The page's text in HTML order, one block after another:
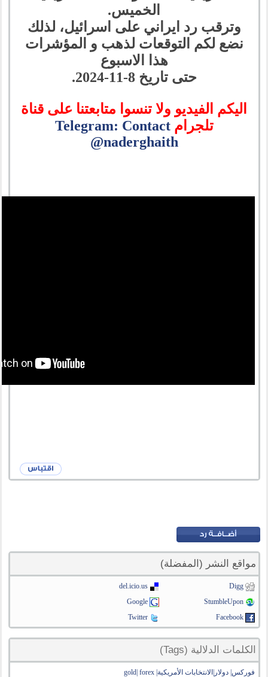
الخميس.
وترقب رد ايراني على اسرائيل، لذلك
نضع لكم التوقعات لذهب و المؤشرات
هذا الاسبوع
حتى تاريخ 8-11-2024.
اليكم الفيديو ولا تنسوا متابعتنا على قناة
تلجرامTelegram: Contact
@naderghaith
مواقع النشر (المفضلة)
Digg
del.icio.us
StumbleUpon
Google
Facebook
Twitter
الكلمات الدلالية (Tags)
فوركس| دولار|الانتخابات الأمريكية| gold| forex